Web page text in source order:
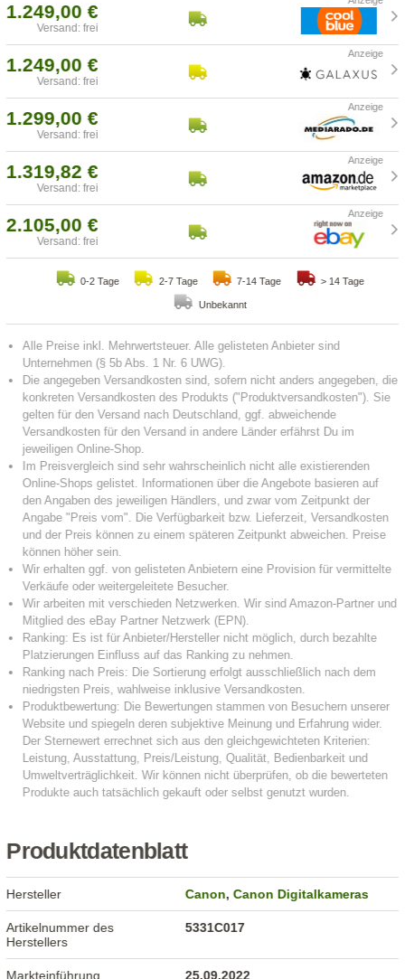
1.249,00 €
Versand: frei
1.249,00 €
Versand: frei
1.299,00 €
Versand: frei
1.319,82 €
Versand: frei
2.105,00 €
Versand: frei
0-2 Tage 2-7 Tage 7-14 Tage > 14 Tage
Unbekannt
Produktdatenblatt
Hersteller Canon,Canon Digitalkameras
Artikelnummer des
Herstellers
5331C017
Markteinführung 25.09.2022